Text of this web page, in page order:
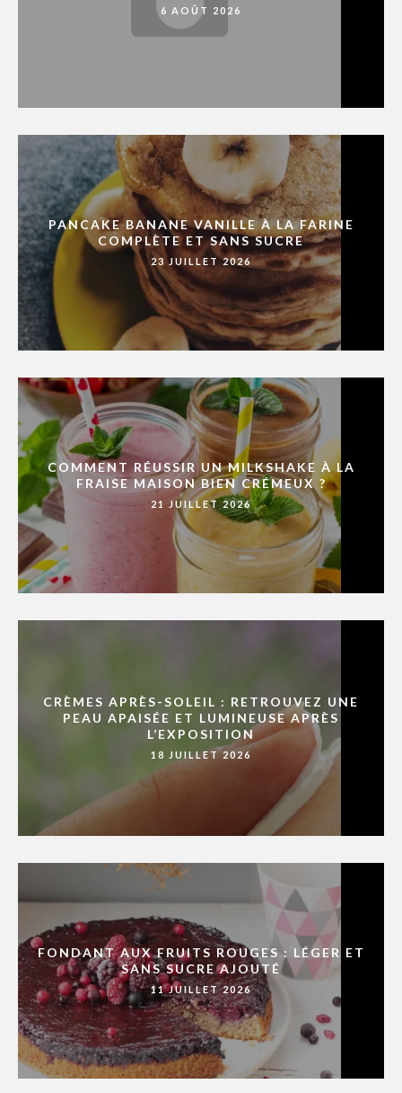
6 AOÛT 2026
PANCAKE BANANE VANILLE À LA FARINE
COMPLÈTE ET SANS SUCRE
23 JUILLET 2026
COMMENT RÉUSSIR UN MILKSHAKE À LA
FRAISE MAISON BIEN CRÉMEUX ?
21 JUILLET 2026
CRÈMES APRÈS-SOLEIL : RETROUVEZ UNE
PEAU APAISÉE ET LUMINEUSE APRÈS
L’EXPOSITION
18 JUILLET 2026
FONDANT AUX FRUITS ROUGES : LÉGER ET
SANS SUCRE AJOUTÉ
11 JUILLET 2026